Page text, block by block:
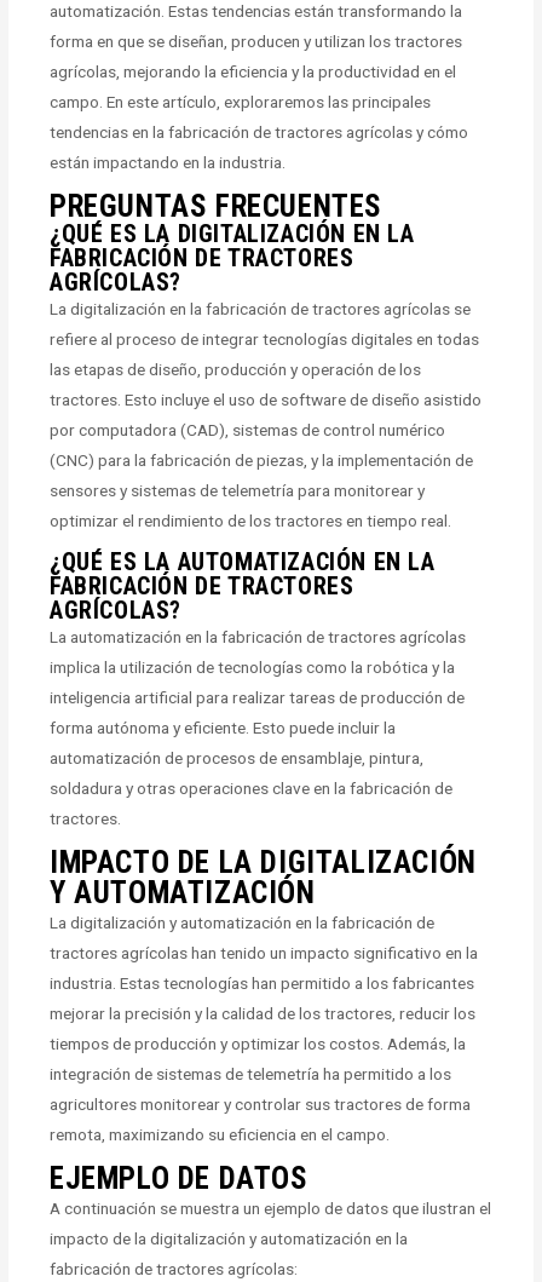
automatización. Estas tendencias están transformando la
forma en que se diseñan, producen y utilizan los tractores
agrícolas, mejorando la eficiencia y la productividad en el
campo. En este artículo, exploraremos las principales
tendencias en la fabricación de tractores agrícolas y cómo
están impactando en la industria.
PREGUNTAS FRECUENTES
¿QUÉ ES LA DIGITALIZACIÓN EN LA
FABRICACIÓN DE TRACTORES
AGRÍCOLAS?
La digitalización en la fabricación de tractores agrícolas se
refiere al proceso de integrar tecnologías digitales en todas
las etapas de diseño, producción y operación de los
tractores. Esto incluye el uso de software de diseño asistido
por computadora (CAD), sistemas de control numérico
(CNC) para la fabricación de piezas, y la implementación de
sensores y sistemas de telemetría para monitorear y
optimizar el rendimiento de los tractores en tiempo real.
¿QUÉ ES LA AUTOMATIZACIÓN EN LA
FABRICACIÓN DE TRACTORES
AGRÍCOLAS?
La automatización en la fabricación de tractores agrícolas
implica la utilización de tecnologías como la robótica y la
inteligencia artificial para realizar tareas de producción de
forma autónoma y eficiente. Esto puede incluir la
automatización de procesos de ensamblaje, pintura,
soldadura y otras operaciones clave en la fabricación de
tractores.
IMPACTO DE LA DIGITALIZACIÓN
Y AUTOMATIZACIÓN
La digitalización y automatización en la fabricación de
tractores agrícolas han tenido un impacto significativo en la
industria. Estas tecnologías han permitido a los fabricantes
mejorar la precisión y la calidad de los tractores, reducir los
tiempos de producción y optimizar los costos. Además, la
integración de sistemas de telemetría ha permitido a los
agricultores monitorear y controlar sus tractores de forma
remota, maximizando su eficiencia en el campo.
EJEMPLO DE DATOS
A continuación se muestra un ejemplo de datos que ilustran el
impacto de la digitalización y automatización en la
fabricación de tractores agrícolas: